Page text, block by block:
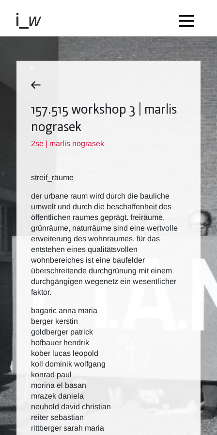
157.515 workshop 3 | marlis
nograsek
2se | marlis nograsek
streif_räume
der urbane raum wird durch die bauliche
umwelt und durch die beschaffenheit des
öffentlichen raumes geprägt. freiräume,
grünräume, naturräume sind eine wertvolle
erweiterung des wohnraumes. für das
entstehen eines qualitätsvollen
wohnbereiches ist eine baufelder
überschreitende durchgrünung mit einem
durchgängigen wegenetz ein wesentlicher
faktor.
bagaric anna maria
berger kerstin
goldberger patrick
hofbauer hendrik
kober lucas leopold
koll dominik wolfgang
konrad paul
morina el basan
mrazek daniela
neuhold david christian
reiter sebastian
rittberger sarah maria